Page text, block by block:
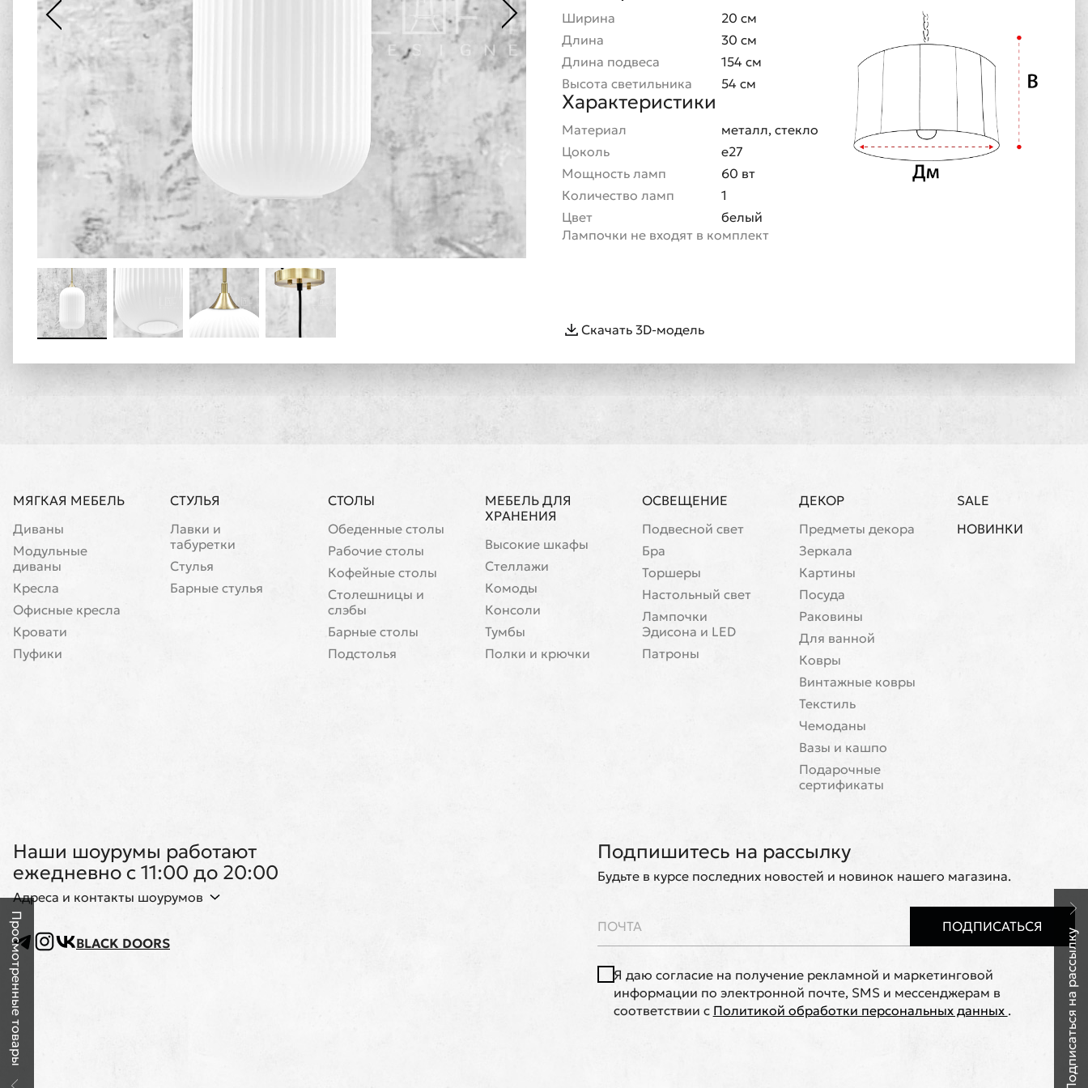
Ширина
20 см
Длина
30 см
Длина подвеса
154 см
Высота светильника
54 см
Характеристики
Материал
металл, стекло
Цоколь
e27
Мощность ламп
60 вт
Количество ламп
1
Цвет
белый
Лампочки не входят в комплект
Скачать 3D-модель
МЯГКАЯ МЕБЕЛЬ
Диваны
Модульные
диваны
Кресла
Офисные кресла
Кровати
Пуфики
СТУЛЬЯ
Лавки и
табуретки
Стулья
Барные стулья
СТОЛЫ
Обеденные столы
Рабочие столы
Кофейные столы
Cтолешницы и
слэбы
Барные столы
Подстолья
МЕБЕЛЬ ДЛЯ
ХРАНЕНИЯ
Высокие шкафы
Стеллажи
Комоды
Консоли
Тумбы
Полки и крючки
ОСВЕЩЕНИЕ
Подвесной свет
Бра
Торшеры
Настольный свет
Лампочки
Эдисона и LED
Патроны
ДЕКОР
Предметы декора
Зеркала
Картины
Посуда
Раковины
Для ванной
Ковры
Винтажные ковры
Текстиль
Чемоданы
Вазы и кашпо
Подарочные
сертификаты
SALE
НОВИНКИ
Наши шоурумы работают
ежедневно с 11:00 до 20:00
Адреса и контакты шоурумов
BLACK DOORS
Подпишитесь на рассылку
Будьте в курсе последних новостей и новинок нашего магазина.
ПОДПИСАТЬСЯ
Я даю согласие на получение рекламной и маркетинговой
информации по электронной почте, SMS и мессенджерам в
соответствии с Политикой обработки персональных данных . Подписаться на рассылку
Просмотренные товары